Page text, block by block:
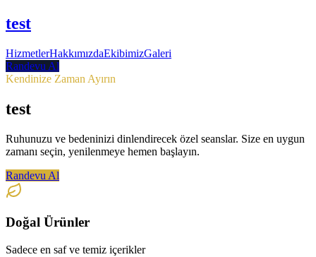
test
HizmetlerHakkımızdaEkibimizGaleri
Randevu Al
Kendinize Zaman Ayırın
test
Ruhunuzu ve bedeninizi dinlendirecek özel seanslar. Size en uygun
zamanı seçin, yenilenmeye hemen başlayın.
Randevu Al
Doğal Ürünler
Sadece en saf ve temiz içerikler